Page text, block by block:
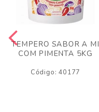
TEMPERO SABOR A MI
COM PIMENTA 5KG
Código: 40177